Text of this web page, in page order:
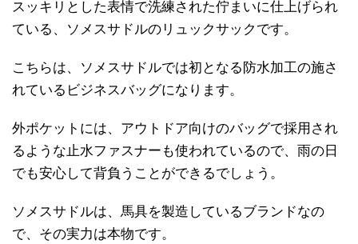
スッキリとした表情で洗練された佇まいに仕上げられ
ている、ソメスサドルのリュックサックです。
こちらは、ソメスサドルでは初となる防水加工の施さ
れているビジネスバッグになります。
外ポケットには、アウトドア向けのバッグで採用され
るような止水ファスナーも使われているので、雨の日
でも安心して背負うことができるでしょう。
ソメスサドルは、馬具を製造しているブランドなの
で、その実力は本物です。